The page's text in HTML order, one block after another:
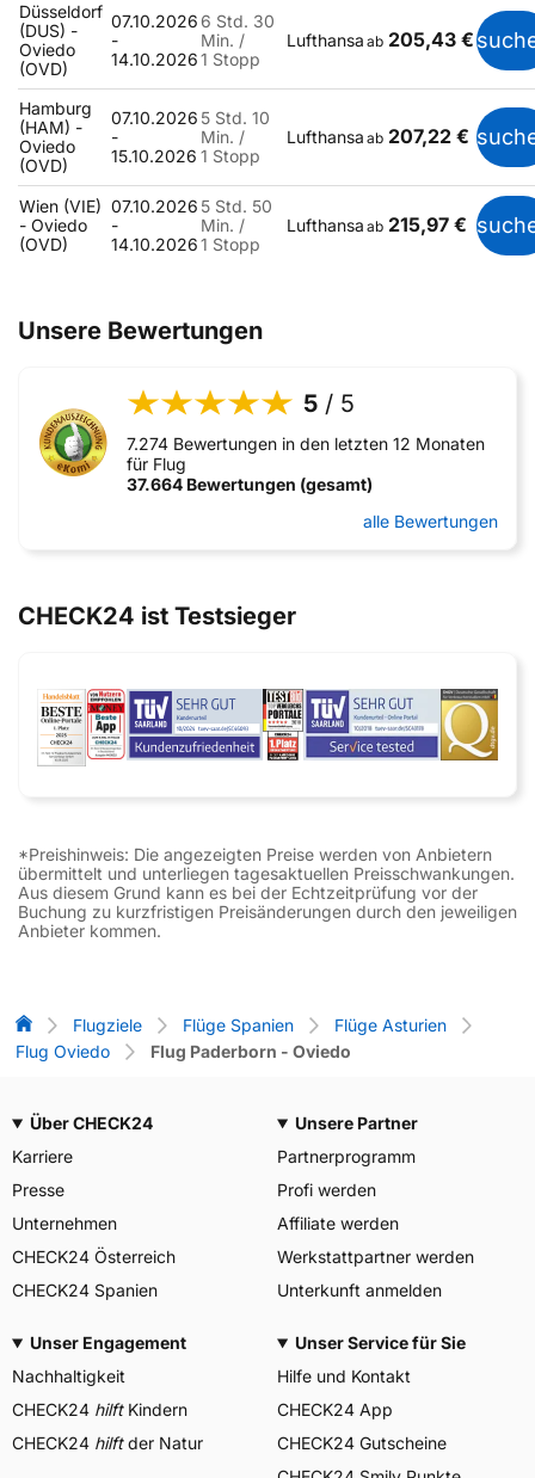
Düsseldorf
(DUS) -
Oviedo
(OVD)
07.10.2026
-
14.10.2026
6 Std. 30
Min. /
1 Stopp
Lufthansa ab 205,43 €
Hamburg
(HAM) -
Oviedo
(OVD)
07.10.2026
-
15.10.2026
5 Std. 10
Min. /
1 Stopp
Lufthansa ab 207,22 €
Wien (VIE)
- Oviedo
(OVD)
07.10.2026
-
14.10.2026
5 Std. 50
Min. /
1 Stopp
Lufthansa ab 215,97 €
Unsere Bewertungen
5 / 5
7.274 Bewertungen in den letzten 12 Monaten
für Flug
37.664 Bewertungen (gesamt)
alle Bewertungen
CHECK24 ist Testsieger
*Preishinweis: Die angezeigten Preise werden von Anbietern
übermittelt und unterliegen tagesaktuellen Preisschwankungen.
Aus diesem Grund kann es bei der Echtzeitprüfung vor der
Buchung zu kurzfristigen Preisänderungen durch den jeweiligen
Anbieter kommen.
Flug-Vergleich
Flugziele Flüge Spanien
Flüge Asturien
Flug Oviedo
Flug Paderborn - Oviedo
Über CHECK24
Karriere
Presse
Unternehmen
CHECK24 Österreich
CHECK24 Spanien
Unsere Partner
Partnerprogramm
Profi werden
Affiliate werden
Werkstattpartner werden
Unterkunft anmelden
Unser Engagement
Nachhaltigkeit
CHECK24 hilftKindern
CHECK24 hilftder Natur
Unser Service für Sie
Hilfe und Kontakt
CHECK24 App
CHECK24 Gutscheine